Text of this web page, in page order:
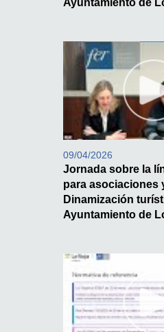
Ayuntamiento de
09/04/2026
Jornada sobre la
para asociaciones
Dinamización
Ayuntamiento de